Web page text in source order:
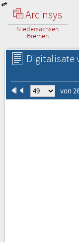
Arcinsys
Niedersachsen
Bremen
Digitalisate
von